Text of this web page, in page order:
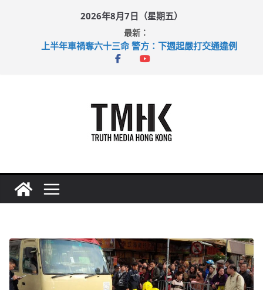
2026年8月7日（星期五）
最新：
上半年車禍奪六十三命 警方：下週起嚴打交通違例
性罪行修例獲九成支持 鄧炳強：爭取今屆任期內完成立法